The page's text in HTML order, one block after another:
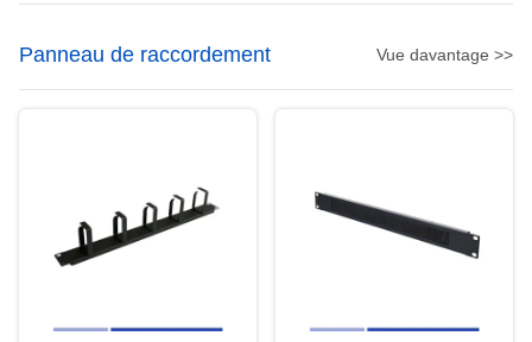
Panneau de raccordement Vue davantage >>